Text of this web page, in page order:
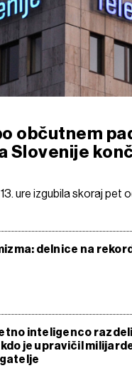
občutnem
Slovenije
ure izgubila skoraj pet
delnice na
inteligenco
je upravičil